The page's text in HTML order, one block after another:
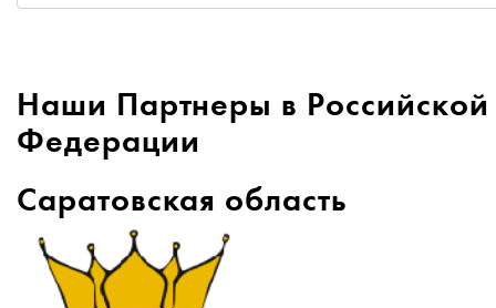
Наши Партнеры в Российской
Федерации
Саратовская область